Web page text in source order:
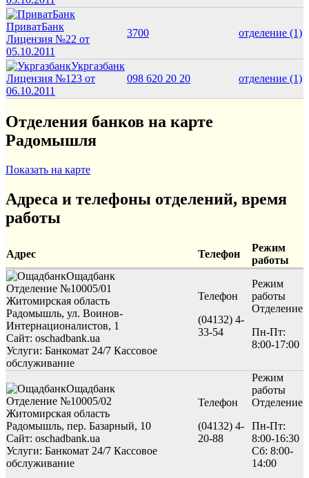
ПриватБанк
Лицензия №22 от
05.10.2011
3700 отделение (1)
Укргазбанк
Лицензия №123 от
06.10.2011
098 620 20 20 отделение (1)
Отделения банков на карте
Радомышля
Показать на карте
Адреса и телефоны отделений, время
работы
Адрес Телефон
Режим
работы
Ощадбанк
Отделение №10005/01
Житомирская область
Радомышль, ул. Воинов-
Интернационалистов, 1
Сайт: oschadbank.ua
Услуги: Банкомат 24/7 Кассовое
обслуживание
Телефон
(04132) 4-
33-54
Режим
работы
Отделение
Пн-Пт:
8:00-17:00
Ощадбанк
Отделение №10005/02
Житомирская область
Радомышль, пер. Базарный, 10
Сайт: oschadbank.ua
Услуги: Банкомат 24/7 Кассовое
обслуживание
Телефон
(04132) 4-
20-88
Режим
работы
Отделение
Пн-Пт:
8:00-16:30
Сб: 8:00-
14:00